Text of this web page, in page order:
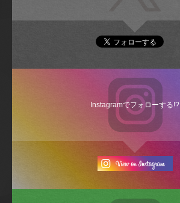
Instagramでフォローする!?